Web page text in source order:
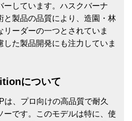
ーしています。ハスクバーナ
と製品の品質により、造園・林
ーダーの一つとされていま
た製品開発にも注力していま
について
は、プロ向けの高品質で耐久
ーです。このモデルは特に、使